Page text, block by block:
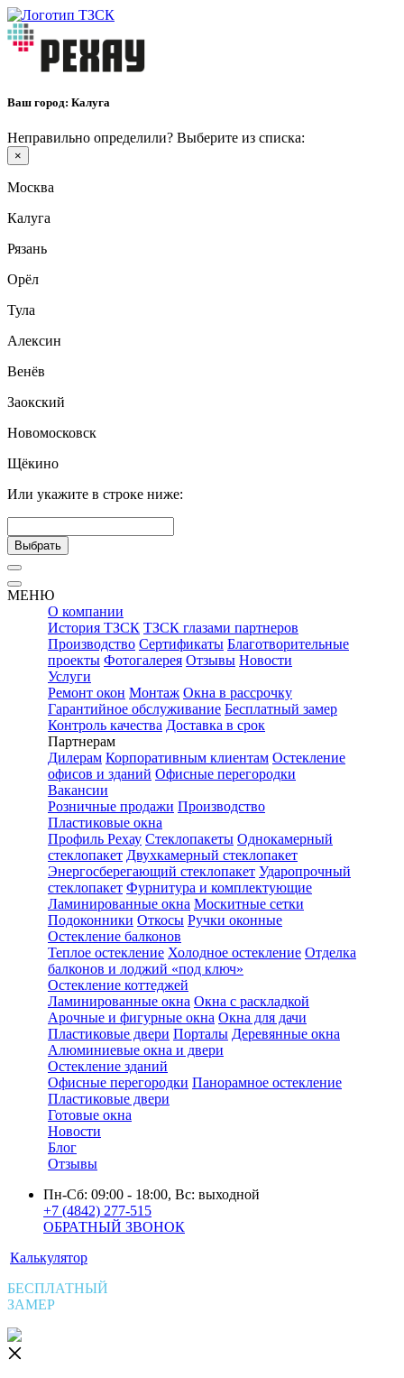
Ваш город: Калуга
Неправильно определили? Выберите из списка:
×
Москва
Калуга
Рязань
Орёл
Тула
Алексин
Венёв
Заокский
Новомосковск
Щёкино
Или укажите в строке ниже:
Выбрать
МЕНЮ
О компании
История ТЗСК ТЗСК глазами партнеров
Производство Сертификаты Благотворительные
проекты Фотогалерея Отзывы Новости
Услуги
Ремонт окон Монтаж Окна в рассрочку
Гарантийное обслуживание Бесплатный замер
Контроль качества Доставка в срок
Партнерам
Дилерам Корпоративным клиентам Остекление
офисов и зданий Офисные перегородки
Вакансии
Розничные продажи Производство
Пластиковые окна
Профиль Рехау Стеклопакеты Однокамерный
стеклопакет Двухкамерный стеклопакет
Энергосберегающий стеклопакет Ударопрочный
стеклопакет Фурнитура и комплектующие
Ламинированные окна Москитные сетки
Подоконники Откосы Ручки оконные
Остекление балконов
Теплое остекление Холодное остекление Отделка
балконов и лоджий «под ключ»
Остекление коттеджей
Ламинированные окна Окна с раскладкой
Арочные и фигурные окна Окна для дачи
Пластиковые двери Порталы Деревянные окна
Алюминиевые окна и двери
Остекление зданий
Офисные перегородки Панорамное остекление
Пластиковые двери
Готовые окна
Новости
Блог
Отзывы
Пн-Сб: 09:00 - 18:00, Вс: выходной
+7 (4842) 277-515
ОБРАТНЫЙ ЗВОНОК
Калькулятор
БЕСПЛАТНЫЙ
ЗАМЕР